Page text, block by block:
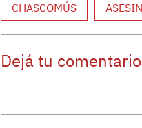
CHASCOMÚS
Dejá tu comentario